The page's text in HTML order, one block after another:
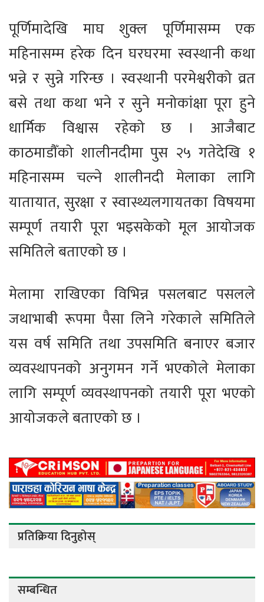
पूर्णिमादेखि माघ शुक्ल पूर्णिमासम्म एक
महिनासम्म हरेक दिन घरघरमा स्वस्थानी कथा
भन्ने र सुन्ने गरिन्छ । स्वस्थानी परमेश्वरीको व्रत
बसे तथा कथा भने र सुने मनोकांक्षा पूरा हुने
धार्मिक विश्वास रहेको छ । आजैबाट
काठमाडौँको शालीनदीमा पुस २५ गतेदेखि १
महिनासम्म चल्ने शालीनदी मेलाका लागि
यातायात, सुरक्षा र स्वास्थ्यलगायतका विषयमा
सम्पूर्ण तयारी पूरा भइसकेको मूल आयोजक
समितिले बताएको छ ।
मेलामा राखिएका विभिन्न पसलबाट पसलले
जथाभाबी रूपमा पैसा लिने गरेकाले समितिले
यस वर्ष समिति तथा उपसमिति बनाएर बजार
व्यवस्थापनको अनुगमन गर्ने भएकोले मेलाका
लागि सम्पूर्ण व्यवस्थापनको तयारी पूरा भएको
आयोजकले बताएको छ ।
प्रतिक्रिया दिनुहोस्
सम्बन्धित